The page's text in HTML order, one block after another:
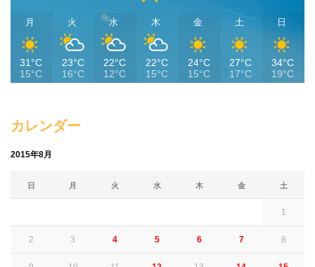
月
31°C
15°C
火
23°C
16°C
水
22°C
12°C
木
22°C
15°C
金
24°C
15°C
土
27°C
17°C
日
34°C
19°C
カレンダー
2015年8月
日 月 火 水 木 金 土
1
2 3 4 5 6 7 8